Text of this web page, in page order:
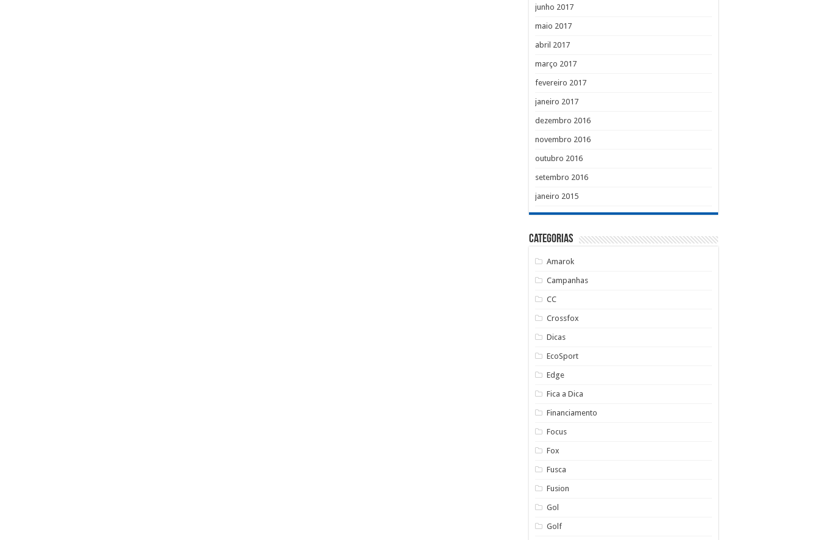
junho 2017
maio 2017
abril 2017
março 2017
fevereiro 2017
janeiro 2017
dezembro 2016
novembro 2016
outubro 2016
setembro 2016
janeiro 2015
Categorias
Amarok
Campanhas
CC
Crossfox
Dicas
EcoSport
Edge
Fica a Dica
Financiamento
Focus
Fox
Fusca
Fusion
Gol
Golf